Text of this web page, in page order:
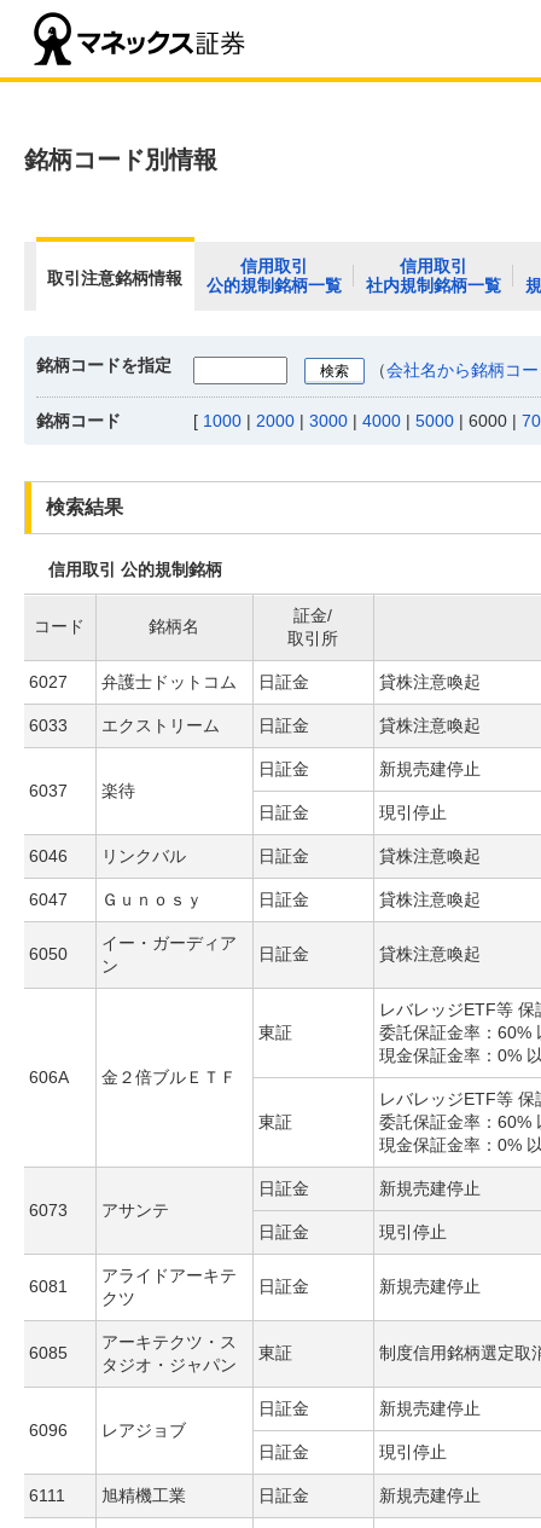
銘柄コード別情報
取引注意銘柄情報
信用取引
公的規制銘柄一覧
信用取引
社内規制銘柄一覧
銘柄コードを指定 （会社名から銘柄コ
銘柄コード [ 1000 | 2000 | 3000 | 4000 | 5000 | 6000 |
検索結果
信用取引 公的規制銘柄
コード 銘柄名
証金/
取引所
6027 弁護士ドットコム 日証金 貸株注意喚起
6033 エクストリーム 日証金 貸株注意喚起
6037 楽待
日証金 新規売建停止
日証金 現引停止
6046 リンクバル 日証金 貸株注意喚起
6047 Ｇｕｎｏｓｙ 日証金 貸株注意喚起
6050
イー・ガーディア
ン
日証金 貸株注意喚起
606A 金２倍ブルＥＴＦ
東証
レバレッジETF等 保
委託保証金率：60%
現金保証金率：0%
東証
レバレッジETF等 保
委託保証金率：60%
現金保証金率：0%
6073 アサンテ
日証金 新規売建停止
日証金 現引停止
6081
アライドアーキテ
クツ
日証金 新規売建停止
6085
アーキテクツ・ス
タジオ・ジャパン
東証 制度信用銘柄選定取
6096 レアジョブ
日証金 新規売建停止
日証金 現引停止
6111 旭精機工業 日証金 新規売建停止